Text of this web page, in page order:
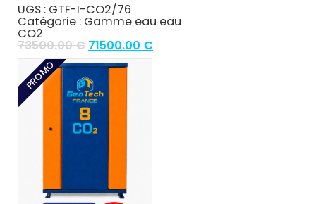
UGS : GTF-I-CO2/76
Catégorie : Gamme eau eau
CO2
73500.00€ Original
was:
73500.00 €.
71500.00 €
PROMO